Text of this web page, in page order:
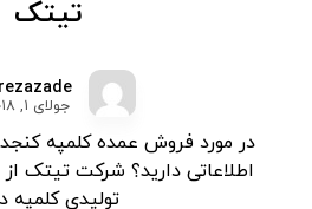
تیتک
جولای ۱, ۲۰۱۸
در مورد فروش عمده کلمپه
اطلاعاتی دارید؟ شرکت تیتک
تولیدی کلمپه